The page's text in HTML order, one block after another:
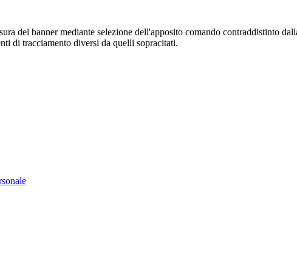
del banner mediante selezione dell'apposito comando contraddistinto
di tracciamento diversi da quelli sopracitati.